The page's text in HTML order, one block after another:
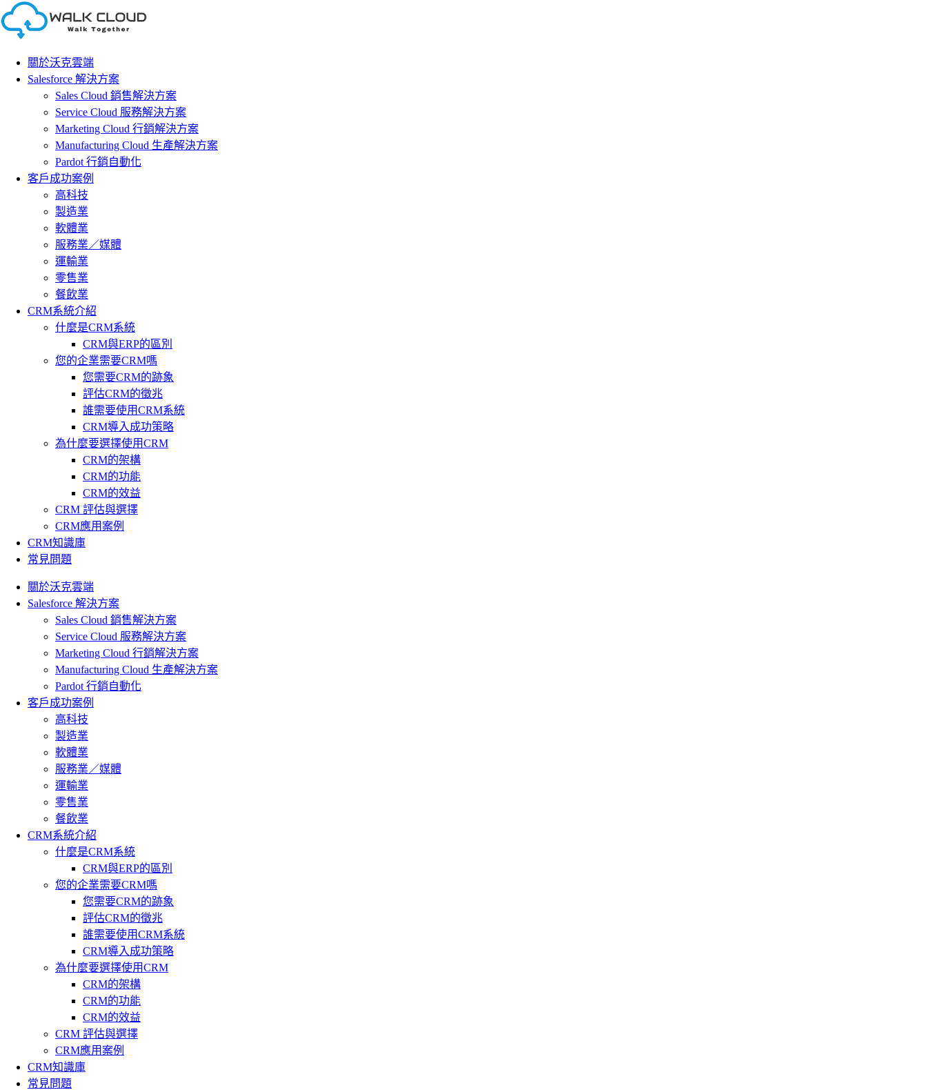
Skip
to
content
關於沃克雲端
Salesforce 解決方案
Sales Cloud 銷售解決方案
Service Cloud 服務解決方案
Marketing Cloud 行銷解決方案
Manufacturing Cloud 生產解決方案
Pardot 行銷自動化
客戶成功案例
高科技
製造業
軟體業
服務業／媒體
運輸業
零售業
餐飲業
CRM系統介紹
什麼是CRM系統
CRM與ERP的區別
您的企業需要CRM嗎
您需要CRM的跡象
評估CRM的徵兆
誰需要使用CRM系統
CRM導入成功策略
為什麼要選擇使用CRM
CRM的架構
CRM的功能
CRM的效益
CRM 評估與選擇
CRM應用案例
CRM知識庫
常見問題
關於沃克雲端
Salesforce 解決方案
Sales Cloud 銷售解決方案
Service Cloud 服務解決方案
Marketing Cloud 行銷解決方案
Manufacturing Cloud 生產解決方案
Pardot 行銷自動化
客戶成功案例
高科技
製造業
軟體業
服務業／媒體
運輸業
零售業
餐飲業
CRM系統介紹
什麼是CRM系統
CRM與ERP的區別
您的企業需要CRM嗎
您需要CRM的跡象
評估CRM的徵兆
誰需要使用CRM系統
CRM導入成功策略
為什麼要選擇使用CRM
CRM的架構
CRM的功能
CRM的效益
CRM 評估與選擇
CRM應用案例
CRM知識庫
常見問題